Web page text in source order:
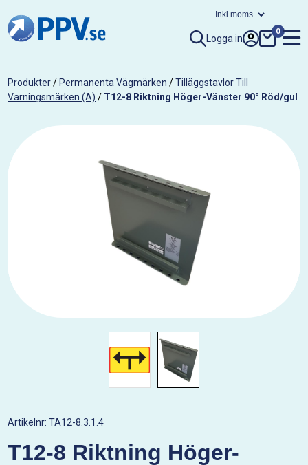
Logga in
0
Produkter/ Permanenta Vägmärken /Tilläggstavlor Till
Varningsmärken (A) / T12-8 Riktning Höger-Vänster 90° Röd/gul
Artikelnr:TA12-8.3.1.4
T12-8 Riktning Höger-